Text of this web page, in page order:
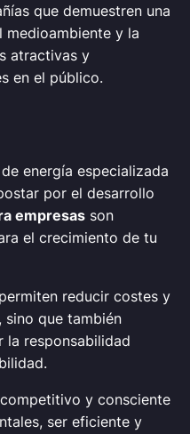
que demuestren una
medioambiente y la
atractivas y
en el público.
energía especializada
por el desarrollo
empresas son
el crecimiento de tu
reducir costes y
sino que también
la responsabilidad
y consciente
ser eficiente y